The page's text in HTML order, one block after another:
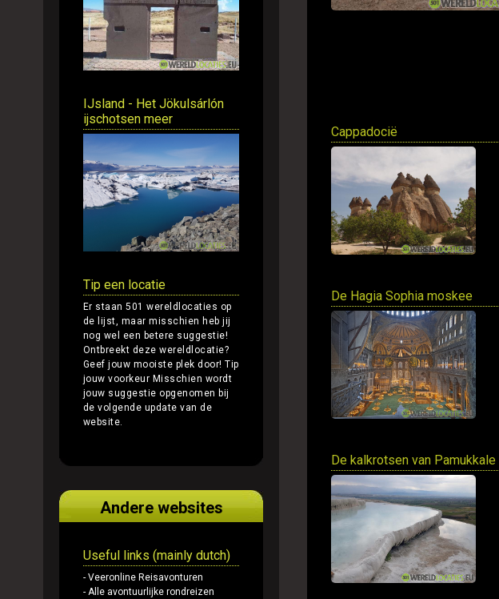
IJsland - Het Jökulsárlón
ijschotsen meer
Tip een locatie
Er staan 501 wereldlocaties op
de lijst, maar misschien heb jij
nog wel een betere suggestie!
Ontbreekt deze wereldlocatie?
Geef jouw mooiste plek door!Tip
jouw voorkeur Misschien wordt
jouw suggestie opgenomen bij
de volgende update van de
website.
Andere websites
Useful links (mainly dutch)
- Veeronline Reisavonturen
- Alle avontuurlijke rondreizen
Cappadocië
De Hagia Sophia moskee
De kalkrotsen van Pamukkale